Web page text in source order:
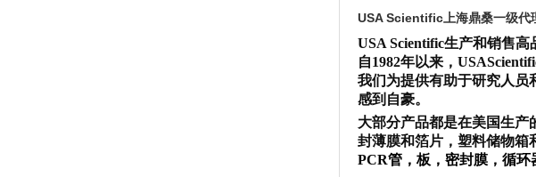
USA Scientific上海鼎桑一级代
USA Scientific生产和销售高
自1982年以来，
我们为提供有助于研究人员
感到自豪。
大部分产品都是在美国生产
封薄膜和箔片，塑料储物箱
PCR管，板，密封膜，循环